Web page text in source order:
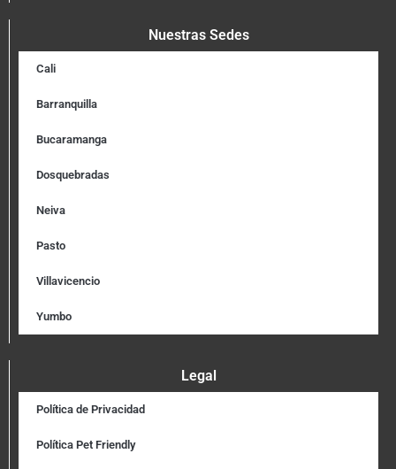
Nuestras Sedes
Cali
Barranquilla
Bucaramanga
Dosquebradas
Neiva
Pasto
Villavicencio
Yumbo
Legal
Política de Privacidad
Política Pet Friendly